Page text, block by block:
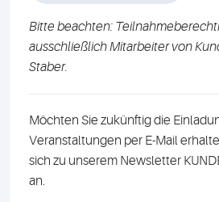
Bitte beachten:
ausschließlich Mitarbeiter von
Staber.
Möchten Sie zukünftig die
Veranstaltungen per E-Mail
sich zu unserem Newsletter
an.